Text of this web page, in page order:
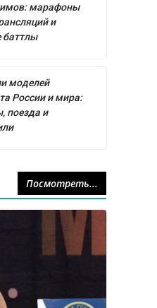
марафоны
и
баттлы
моделей
России и мира:
поезда и
Посмотреть...